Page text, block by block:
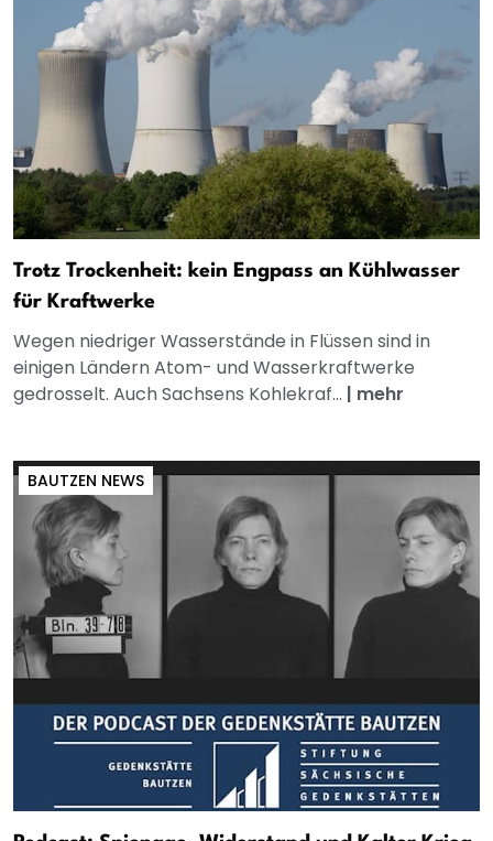
Trotz Trockenheit: kein Engpass an Kühlwasser
für Kraftwerke
Wegen niedriger Wasserstände in Flüssen sind in
einigen Ländern Atom- und Wasserkraftwerke
gedrosselt. Auch Sachsens Kohlekraf... | mehr
BAUTZEN NEWS